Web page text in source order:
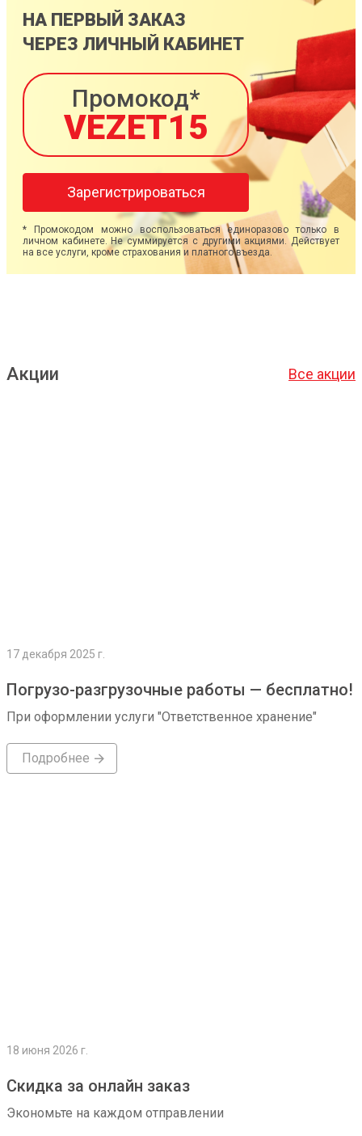
НА ПЕРВЫЙ ЗАКАЗ
ЧЕРЕЗ ЛИЧНЫЙ КАБИНЕТ
Промокод*
VEZET15
Зарегистрироваться
* Промокодом можно воспользоваться единоразово только в
личном кабинете. Не суммируется с другими акциями. Действует
на все услуги, кроме страхования и платного въезда.
Акции Все акции
17 декабря 2025 г.
Погрузо-разгрузочные работы — бесплатно!
При оформлении услуги "Ответственное хранение"
Подробнее
18 июня 2026 г.
Скидка за онлайн заказ
Экономьте на каждом отправлении